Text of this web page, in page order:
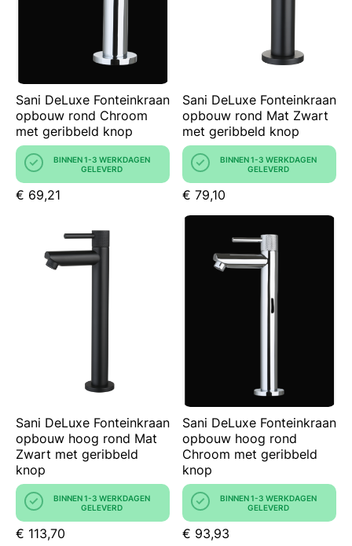
Sani DeLuxe Fonteinkraan
opbouw rond Chroom
met geribbeld knop
BINNEN 1-3 WERKDAGEN
GELEVERD
€ 69,21
Sani DeLuxe Fonteinkraan
opbouw rond Mat Zwart
met geribbeld knop
BINNEN 1-3 WERKDAGEN
GELEVERD
€ 79,10
Sani DeLuxe Fonteinkraan
opbouw hoog rond Mat
Zwart met geribbeld
knop
BINNEN 1-3 WERKDAGEN
GELEVERD
€ 113,70
Sani DeLuxe Fonteinkraan
opbouw hoog rond
Chroom met geribbeld
knop
BINNEN 1-3 WERKDAGEN
GELEVERD
€ 93,93